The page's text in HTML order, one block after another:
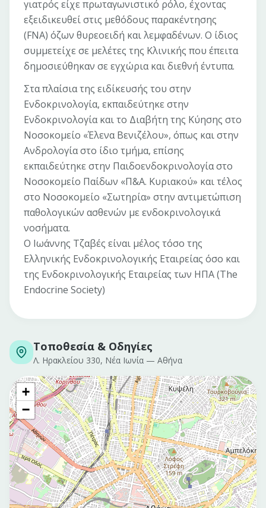
γιατρός είχε πρωταγωνιστικό ρόλο, έχοντας
εξειδικευθεί στις μεθόδους παρακέντησης
(FNA) όζων θυρεοειδή και λεμφαδένων. Ο ίδιος
συμμετείχε σε μελέτες της Κλινικής που έπειτα
δημοσιεύθηκαν σε εγχώρια και διεθνή έντυπα.
Στα πλαίσια της ειδίκευσής του στην
Ενδοκρινολογία, εκπαιδεύτηκε στην
Ενδοκρινολογία και το Διαβήτη της Κύησης στο
Νοσοκομείο «Έλενα Βενιζέλου», όπως και στην
Ανδρολογία στο ίδιο τμήμα, επίσης
εκπαιδεύτηκε στην Παιδοενδοκρινολογία στο
Νοσοκομείο Παίδων «Π&Α. Κυριακού» και τέλος
στο Νοσοκομείο «Σωτηρία» στην αντιμετώπιση
παθολογικών ασθενών με ενδοκρινολογικά
νοσήματα.
Ο Ιωάννης Τζαβές είναι μέλος τόσο της
Ελληνικής Ενδοκρινολογικής Εταιρείας όσο και
της Ενδοκρινολογικής Εταιρείας των ΗΠΑ (The
Endocrine Society)
Τοποθεσία & Οδηγίες
Λ. Ηρακλείου 330, Νέα Ιωνία — Αθήνα
+
−